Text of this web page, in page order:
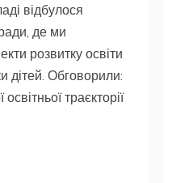
відбулося
де ми
розвитку освіти
дітей. Обговорили:
траєкторії